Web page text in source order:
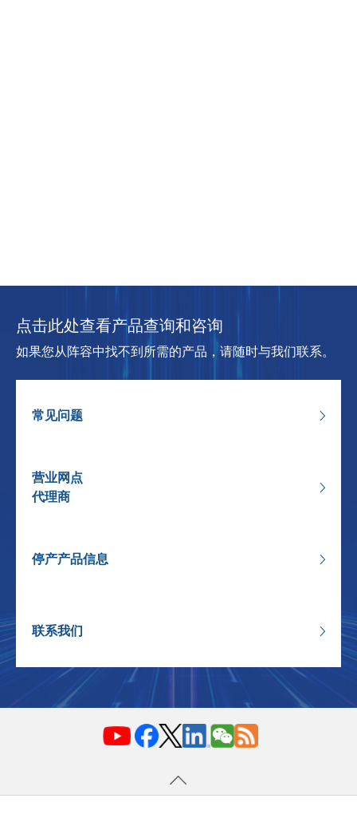
点击此处查看产品查询和咨询
如果您从阵容中找不到所需的产品，请随时与我们联系。
常见问题
营业网点
代理商
停产产品信息
联系我们